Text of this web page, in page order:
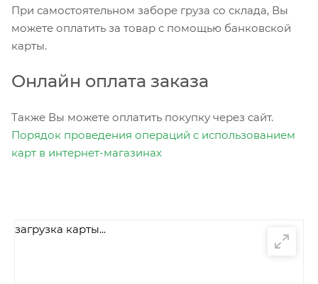
При самостоятельном заборе груза со склада, Вы
можете оплатить за товар с помощью банковской
карты.
Онлайн оплата заказа
Также Вы можете оплатить покупку через сайт.
Порядок проведения операций с использованием
карт в интернет-магазинах
загрузка карты...